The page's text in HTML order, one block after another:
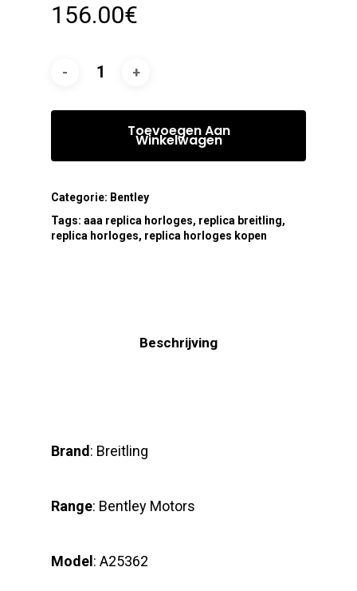
156.00€
Toevoegen Aan
Winkelwagen
Categorie: Bentley
Tags: aaa replica horloges, replica breitling,
replica horloges, replica horloges kopen
Beschrijving
Brand : Breitling
Range: Bentley Motors
Model : A25362